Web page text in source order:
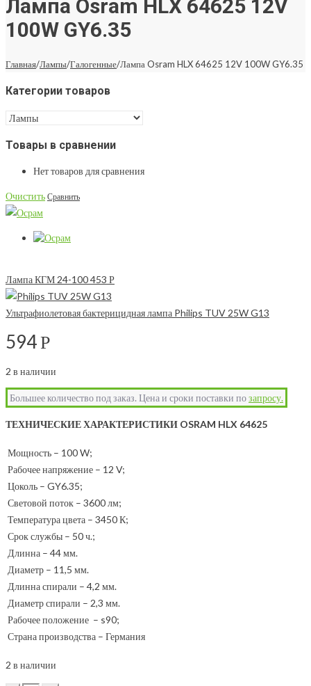
Лампа Osram HLX 64625 12V
100W GY6.35
Главная/Лампы/Галогенные/Лампа Osram HLX 64625 12V 100W GY6.35
Категории товаров
Товары в сравнении
Нет товаров для сравнения
Очистить Сравнить
Лампа КГМ 24-100453 Р
Ультрафиолетовая бактерицидная лампа Philips TUV 25W G13
594Р
2 в наличии
Большее количество под заказ. Цена и сроки поставки позапросу.
ТЕХНИЧЕСКИЕ ХАРАКТЕРИСТИКИ OSRAM HLX 64625
Мощность – 100 W;
Рабочее напряжение – 12 V;
Цоколь – GY6.35;
Световой поток – 3600 лм;
Температура цвета – 3450 К;
Срок службы – 50 ч.;
Длинна – 44 мм.
Диаметр – 11,5 мм.
Длинна спирали – 4,2 мм.
Диаметр спирали – 2,3 мм.
Рабочее положение – s90;
Страна производства – Германия
2 в наличии